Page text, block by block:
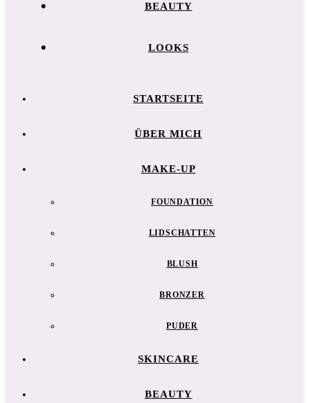
BEAUTY
LOOKS
STARTSEITE
ÜBER MICH
MAKE-UP
FOUNDATION
LIDSCHATTEN
BLUSH
BRONZER
PUDER
SKINCARE
BEAUTY